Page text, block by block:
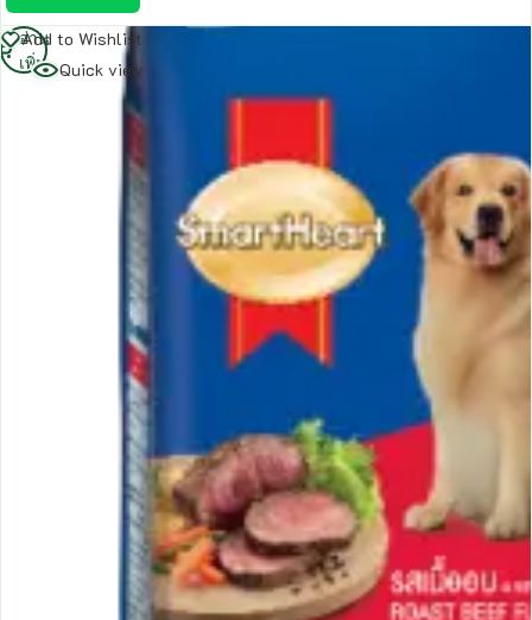
Add to Wishlist
Quick view
อ่าน
เพิ่ม